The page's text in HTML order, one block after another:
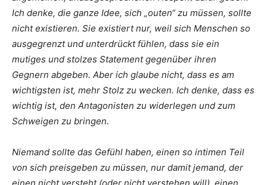
Ich denke, die ganze Idee, sich „outen“ zu müssen, sollte
nicht existieren. Sie existiert nur, weil sich Menschen so
ausgegrenzt und unterdrückt fühlen, dass sie ein
mutiges und stolzes Statement gegenüber ihren
Gegnern abgeben. Aber ich glaube nicht, dass es am
wichtigsten ist, mehr Stolz zu wecken. Ich denke, dass es
wichtig ist, den Antagonisten zu widerlegen und zum
Schweigen zu bringen.
Niemand sollte das Gefühl haben, einen so intimen Teil
von sich preisgeben zu müssen, nur damit jemand, der